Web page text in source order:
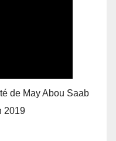
de May Abou Saab
2019